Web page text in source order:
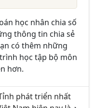
học nhân chia số
thông tin chia sẻ
có thêm những
học tập bộ môn
hơn.
phát triển nhất